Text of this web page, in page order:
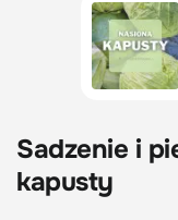
Sadzenie i
kapusty